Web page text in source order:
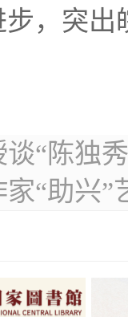
，突
“陈独
“助兴”